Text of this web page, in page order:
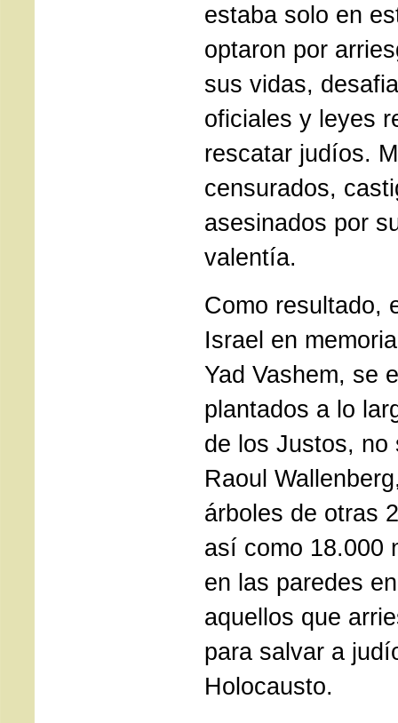
estaba solo en
optaron por
sus vidas,
oficiales y leyes
rescatar judíos.
censurados,
asesinados por
valentía.
Como resultado,
Israel en
Yad Vashem, se
plantados a lo
de los Justos, no
Raoul
árboles de otras
así como 18.000
en las paredes
aquellos que
para salvar a
Holocausto.